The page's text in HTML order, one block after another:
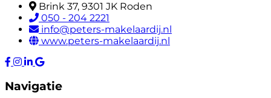
Brink 37, 9301 JK Roden
050 - 204 2221
info@peters-makelaardij.nl
www.peters-makelaardij.nl
Navigatie